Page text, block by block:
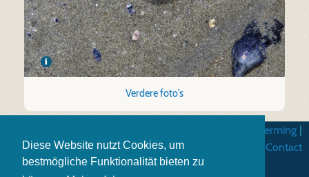
Diese Website nutzt Cookies, um
bestmögliche Funktionalität bieten zu
Verdere foto's
Gegevensbescherming |
Contact